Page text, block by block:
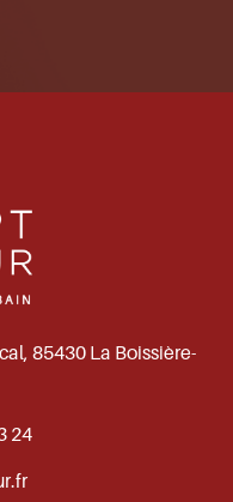
85430 La Boissière-
24